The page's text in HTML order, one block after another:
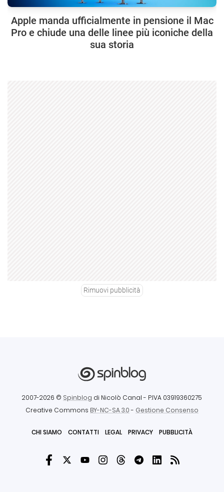
Apple manda ufficialmente in pensione il Mac
Pro e chiude una delle linee più iconiche della
sua storia
Rimuovi pubblicità
2007-2026 © Spinblog di Nicolò Canal - P.IVA 03919360275
Creative Commons BY-NC-SA 3.0- Gestione Consenso
CHI SIAMO CONTATTI LEGAL PRIVACY PUBBLICITÀ